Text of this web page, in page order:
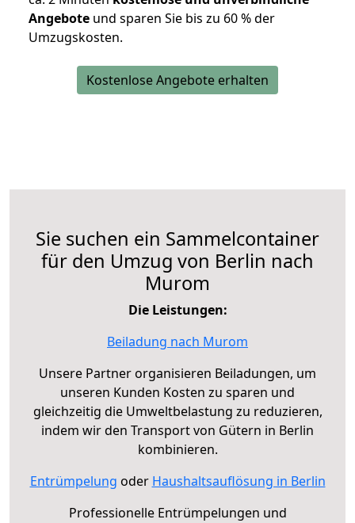
Angebote und sparen Sie bis zu 60 % der
Umzugskosten.
Kostenlose Angebote erhalten
Sie suchen ein Sammelcontainer
für den Umzug von Berlin nach
Murom
Die Leistungen:
Beiladung nach Murom
Unsere Partner organisieren Beiladungen, um
unseren Kunden Kosten zu sparen und
gleichzeitig die Umweltbelastung zu reduzieren,
indem wir den Transport von Gütern in Berlin
kombinieren.
Entrümpelung oder Haushaltsauflösung in Berlin
Professionelle Entrümpelungen und